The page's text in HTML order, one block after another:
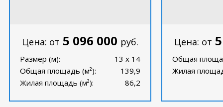
Цена: от 5 096 000 руб.
Размер (м):
13 x 14
Общая площадь (м²):
139,9
Жилая площадь (м²):
86,2
Цена: от
Общая
Жилая